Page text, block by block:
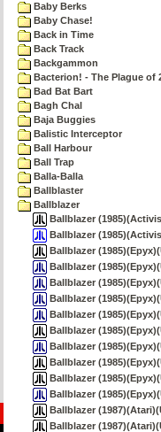
Baby Berks
Baby Chase!
Back in Time
Back Track
Backgammon
Bacterion! - The Plague of
Bad Bat Bart
Bagh Chal
Baja Buggies
Balistic Interceptor
Ball Harbour
Ball Trap
Balla-Balla
Ballblaster
Ballblazer
Ballblazer
Ballblazer
Ballblazer
Ballblazer
Ballblazer
Ballblazer
Ballblazer
Ballblazer
Ballblazer
Ballblazer
Ballblazer
Ballblazer
Ballblazer
Ballblazer